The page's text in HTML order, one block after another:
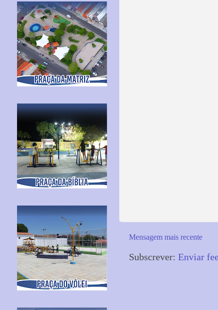
Mensagem mais recente
Subscrever: Enviar